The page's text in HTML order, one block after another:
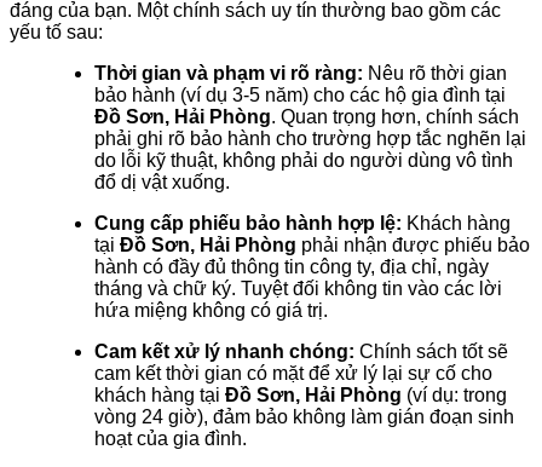
đáng của bạn. Một chính sách uy tín thường bao gồm các
yếu tố sau:
Thời gian và phạm vi rõ ràng: Nêu rõ thời gian
bảo hành (ví dụ 3-5 năm) cho các hộ gia đình tại
Đồ Sơn, Hải Phòng. Quan trọng hơn, chính sách
phải ghi rõ bảo hành cho trường hợp tắc nghẽn lại
do lỗi kỹ thuật, không phải do người dùng vô tình
đổ dị vật xuống.
Cung cấp phiếu bảo hành hợp lệ: Khách hàng
tại Đồ Sơn, Hải Phòng phải nhận được phiếu bảo
hành có đầy đủ thông tin công ty, địa chỉ, ngày
tháng và chữ ký. Tuyệt đối không tin vào các lời
hứa miệng không có giá trị.
Cam kết xử lý nhanh chóng: Chính sách tốt sẽ
cam kết thời gian có mặt để xử lý lại sự cố cho
khách hàng tại Đồ Sơn, Hải Phòng (ví dụ: trong
vòng 24 giờ), đảm bảo không làm gián đoạn sinh
hoạt của gia đình.